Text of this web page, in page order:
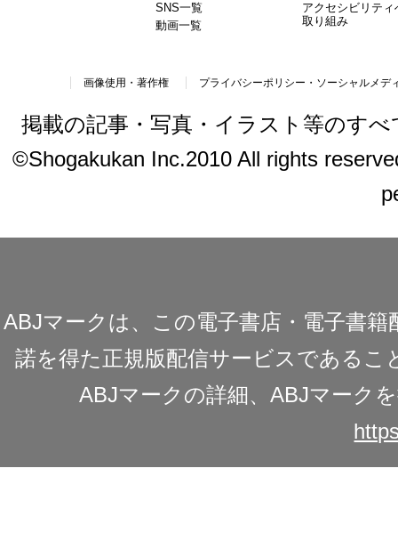
SNS一覧
動画一覧
アクセシビリティ
取り組み
画像使用・著作権 プライバシーポリシー・ソーシャルメデ
掲載の記事・写真・イラスト等のす
©Shogakukan Inc.2010 All rights
ABJマークは、この電子書店・電子書
諾を得た正規版配信サービスであるこ
ABJマークの詳細、ABJマーク